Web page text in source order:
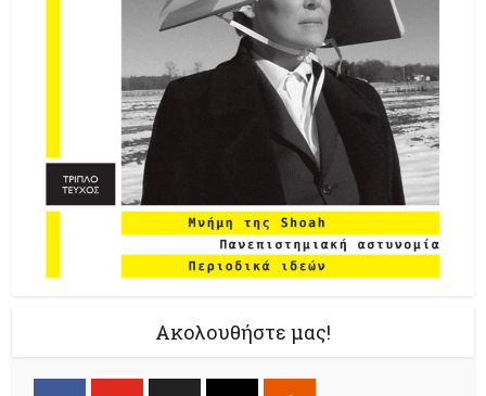
Ακολουθήστε μας!